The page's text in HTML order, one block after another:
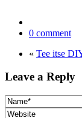
0 comment
« Tee itse
Leave a Reply